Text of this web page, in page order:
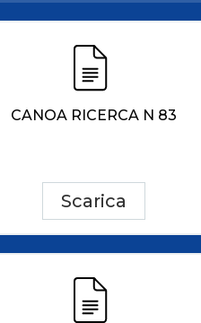
Federazione Trasparente
CANOA RICERCA N 83
Scarica